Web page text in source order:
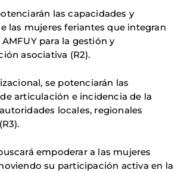
las capacidades y
las mujeres feriantes que integran
para la gestión y
asociativa (R2).
se potenciarán las
articulación e incidencia de la
locales, regionales
empoderar a las mujeres
su participación activa en la